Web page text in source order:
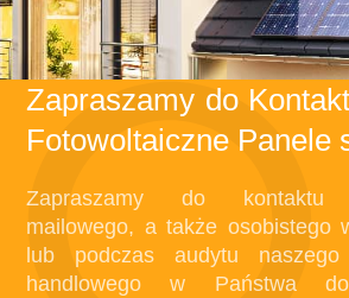
Zapraszamy do
Fotowoltaiczne Panele
Zapraszamy do kontaktu
mailowego, a także osobistego
lub podczas audytu naszego
handlowego w Państwa